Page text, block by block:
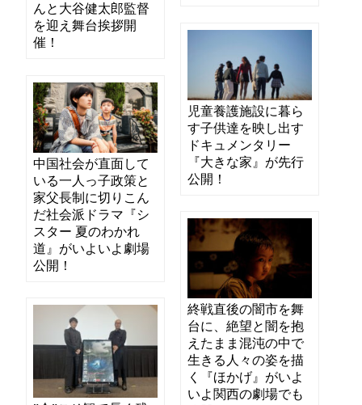
んと大谷健太郎監督
を迎え舞台挨拶開
催！
児童養護施設に暮ら
す子供達を映し出す
ドキュメンタリー
『大きな家』が先行
公開！
中国社会が直面して
いる一人っ子政策と
家父長制に切りこん
だ社会派ドラマ『シ
スター 夏のわかれ
道』がいよいよ劇場
公開！
終戦直後の闇市を舞
台に、絶望と闇を抱
えたまま混沌の中で
生きる人々の姿を描
く『ほかげ』がいよ
いよ関西の劇場でも